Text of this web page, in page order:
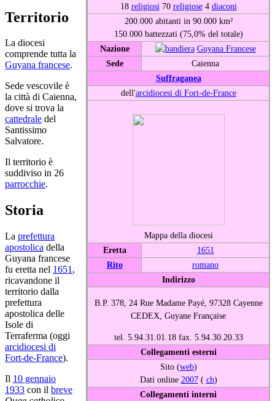
18 religiosi 70 religiose4 diaconi
200.000 abitanti in 90.000 km²
150.000 battezzati (75,0% del totale)
Nazione
Guyana Francese
Sede
Caienna
Suffraganea
dell'arcidiocesi di Fort-de-France
Mappa della diocesi
Eretta
1651
Rito
romano
Indirizzo
B.P. 378, 24 Rue Madame Payé, 97328 Cayenne
CEDEX, Guyane Française
tel. 5.94.31.01.18 fax. 5.94.30.20.33
Collegamenti esterni
Sito (web)
Dati online 2007( ch)
Collegamenti interni
Territorio
La diocesi
comprende tutta la
Guyana francese.
Sede vescovile è
la città di Caienna,
dove si trova la
cattedrale del
Santissimo
Salvatore.
Il territorio è
suddiviso in 26
parrocchie.
Storia
La prefettura
apostolica della
Guyana francese
fu eretta nel 1651 ,
ricavandone il
territorio dalla
prefettura
apostolica delle
Isole di
Terraferma (oggi
arcidiocesi di
Fort-de-France).
Il 10 gennaio
1933 con il breve